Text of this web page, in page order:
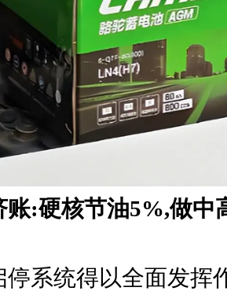
账:硬核节油5%,做中
停系统得以全面发挥